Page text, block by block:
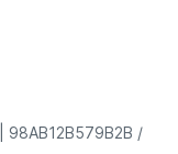
98AB12B579B2B /